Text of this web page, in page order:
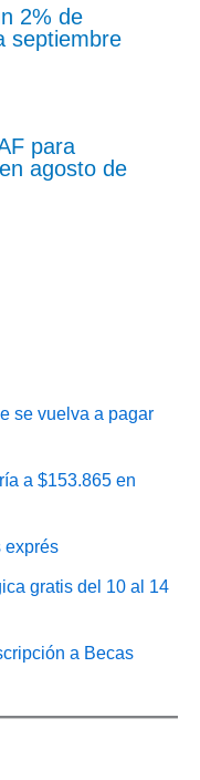
2% de
septiembre
para
agosto de
se vuelva a pagar
a $153.865 en
exprés
gratis del 10 al 14
a Becas